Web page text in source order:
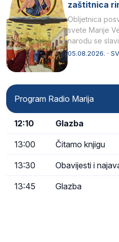
zaštitnica
Obljetnica
svete Marije
narodu se
naziv, Sancta
05.08.2026. ·
Program Radio Marija
12:10 Glazba
13:00 Čitamo knjigu
13:30 Obavijesti i
13:45 Glazba